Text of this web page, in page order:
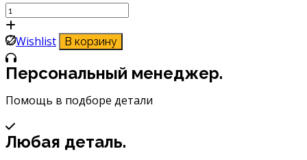
Количество
товара
Подшипник
шариковый
Koyo
60002RSCM
Wishlist В корзину
Персональный менеджер.
Помощь в подборе детали
Любая деталь.